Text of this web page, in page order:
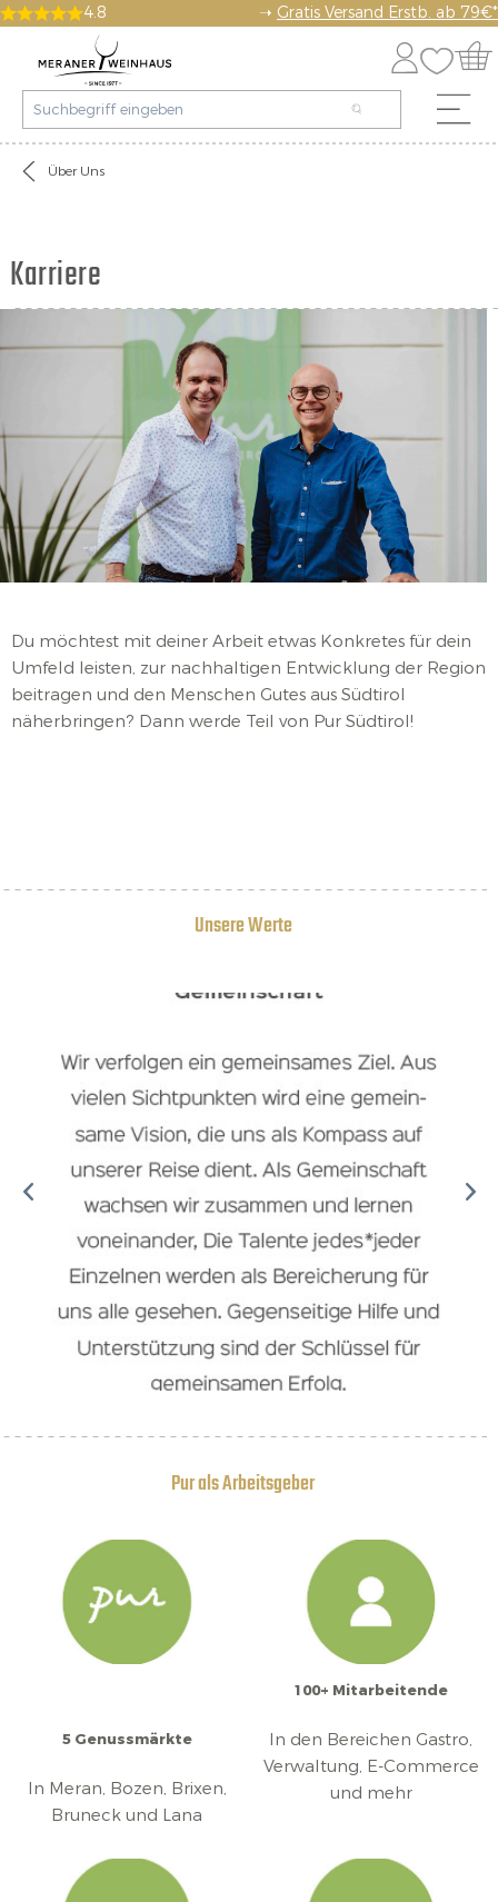
4.8 ➝ Gratis Versand Erstb. ab 79€*
Über Uns
Karriere
5 Genussmärkte
In Meran, Bozen, Brixen,
Bruneck und Lana
100+ Mitarbeitende
In den Bereichen Gastro,
Verwaltung, E-Commerce
und mehr
Unsere Werte
Pur als Arbeitsgeber
Du möchtest mit deiner Arbeit etwas Konkretes für dein
Umfeld leisten, zur nachhaltigen Entwicklung der Region
beitragen und den Menschen Gutes aus Südtirol
näherbringen? Dann werde Teil von Pur Südtirol!